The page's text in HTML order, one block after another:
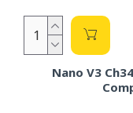
Nano V3